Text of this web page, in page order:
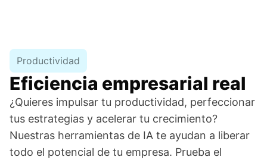
Productividad
Eficiencia empresarial real
¿Quieres impulsar tu productividad, perfeccionar
tus estrategias y acelerar tu crecimiento?
Nuestras herramientas de IA te ayudan a liberar
todo el potencial de tu empresa. Prueba el